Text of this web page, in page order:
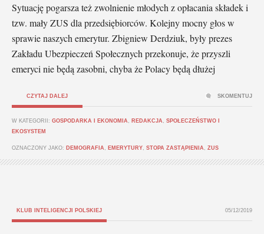
Sytuację pogarsza też zwolnienie młodych z opłacania składek i
tzw. mały ZUS dla przedsiębiorców. Kolejny mocny głos w
sprawie naszych emerytur. Zbigniew Derdziuk, były prezes
Zakładu Ubezpieczeń Społecznych przekonuje, że przyszli
emeryci nie będą zasobni, chyba że Polacy będą dłużej
CZYTAJ DALEJ
W KATEGORII: GOSPODARKA I EKONOMIA REDAKCJA
SPOŁECZEŃSTWO I
EKOSYSTEM
OZNACZONY JAKO: DEMOGRAFIA EMERYTURY STOPA ZASTĄPIENIA ZUS
SKOMENTUJ
KLUB INTELIGENCJI POLSKIEJ 05/12/2019